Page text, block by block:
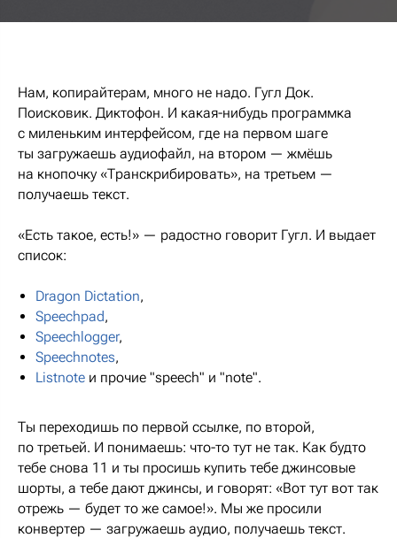
Нам, копирайтерам, много не надо. Гугл Док.
Поисковик. Диктофон. И какая-нибудь программка
с миленьким интерфейсом, где на первом шаге
ты загружаешь аудиофайл, на втором — жмёшь
на кнопочку «Транскрибировать», на третьем —
получаешь текст.
«Есть такое, есть!» — радостно говорит Гугл. И выдает
список:
Dragon Dictation,
Speechpad,
Speechlogger,
Speechnotes,
Listnote и прочие "speech" и "note".
Ты переходишь по первой ссылке, по второй,
по третьей. И понимаешь: что-то тут не так. Как будто
тебе снова 11 и ты просишь купить тебе джинсовые
шорты, а тебе дают джинсы, и говорят: «Вот тут вот так
отрежь — будет то же самое!». Мы же просили
конвертер — загружаешь аудио, получаешь текст.